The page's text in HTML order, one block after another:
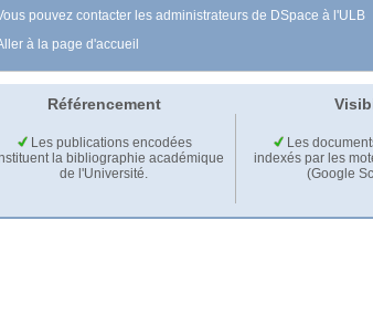
pouvez contacter les administrateurs de DSpace à l'ULB
à la page d'accueil
Référencement
Les publications encodées
la bibliographie académique
de l'Université.
Les
indexés par les
(Google